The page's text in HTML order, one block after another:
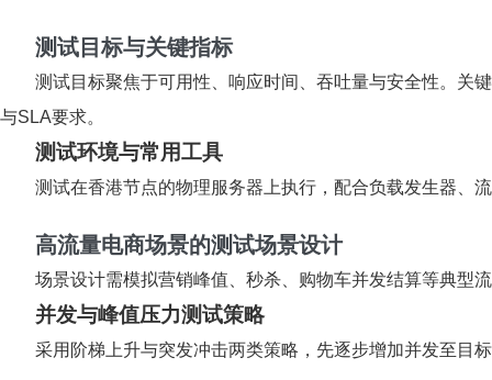
测试目标与关键指标
测试目标聚焦于可用性、响应时间、吞吐量与安全性。关
与SLA要求。
测试环境与常用工具
测试在香港节点的物理服务器上执行，配合负载发生器、
高流量电商场景的测试场景设计
场景设计需模拟营销峰值、秒杀、购物车并发结算等典型
并发与峰值压力测试策略
采用阶梯上升与突发冲击两类策略，先逐步增加并发至目